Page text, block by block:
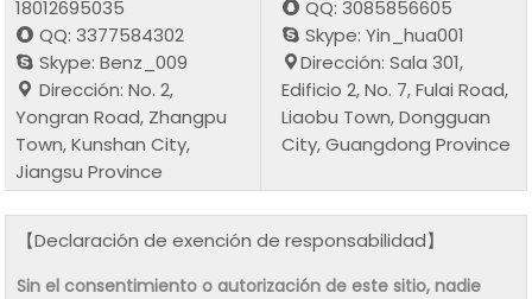
18012695035
QQ: 3377584302
Skype: Benz_009
Dirección: No. 2,
Yongran Road, Zhangpu
Town, Kunshan City,
Jiangsu Province
QQ: 3085856605
Skype: Yin_hua001
Dirección: Sala 301,
Edificio 2, No. 7, Fulai Road,
Liaobu Town, Dongguan
City, Guangdong Province
【Declaración de exención de responsabilidad】
Sin el consentimiento o autorización de este sitio, nadie